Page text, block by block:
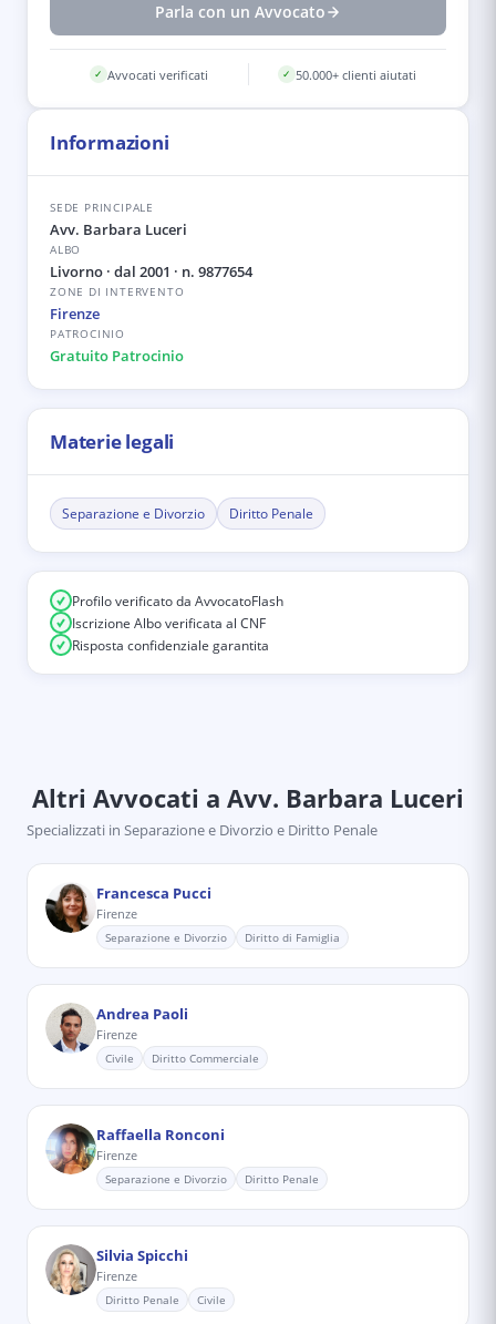
Parla con un Avvocato
✓ Avvocati verificati ✓ 50.000+ clienti aiutati
Informazioni
SEDE PRINCIPALE
Avv. Barbara Luceri
ALBO
Livorno · dal 2001 · n. 9877654
ZONE DI INTERVENTO
Firenze
PATROCINIO
Gratuito Patrocinio
Materie legali
Separazione e Divorzio Diritto Penale
Profilo verificato da AvvocatoFlash
Iscrizione Albo verificata al CNF
Risposta confidenziale garantita
Altri Avvocati a Avv. Barbara Luceri
Specializzati in Separazione e Divorzio e Diritto Penale
Francesca Pucci
Firenze
Separazione e Divorzio Diritto di Famiglia
Andrea Paoli
Firenze
Civile Diritto Commerciale
Raffaella Ronconi
Firenze
Separazione e Divorzio Diritto Penale
Silvia Spicchi
Firenze
Diritto Penale Civile